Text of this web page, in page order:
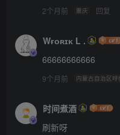
2个月前 重庆 回复
Wғᴏʀɪᴋ L .
66666666666
9个月前 内蒙古自治区呼
时间煮酒
刷新呀